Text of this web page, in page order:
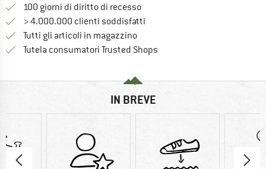
100 giorni di diritto di recessoVai alla politica di recesso qui
> 4.000.000 clienti soddisfatti
Tutti gli articoli in magazzino
Tutela consumatori Trusted Shops
IN BREVE